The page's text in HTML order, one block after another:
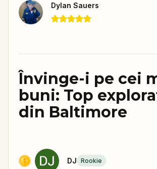
Dylan Sauers
Învinge-i pe cei
buni: Top
din Baltimore
DJ Rookie